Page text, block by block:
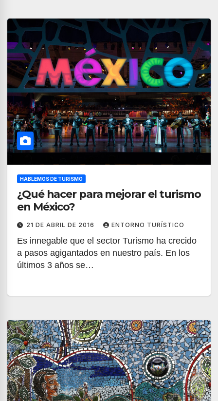
HABLEMOS DE TURISMO
¿Qué hacer para mejorar el turismo
en México?
21 DE ABRIL DE 2016 ENTORNO TURÍSTICO
Es innegable que el sector Turismo ha crecido
a pasos agigantados en nuestro país. En los
últimos 3 años se…